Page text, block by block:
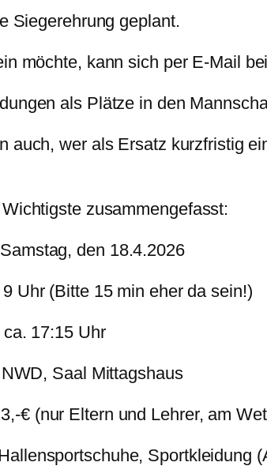
Siegerehrung geplant.
möchte, kann sich per E-Mail
als Plätze in den
auch, wer als Ersatz kurzfristig
zusammengefasst:
den 18.4.2026
15 min eher da sein!)
Uhr
Mittagshaus
Eltern und Lehrer, am
Sportkleidung